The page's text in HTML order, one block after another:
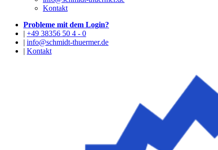
Kontakt
Probleme mit dem Login?
| +49 38356 50 4 - 0
| info@schmidt-thuermer.de
| Kontakt